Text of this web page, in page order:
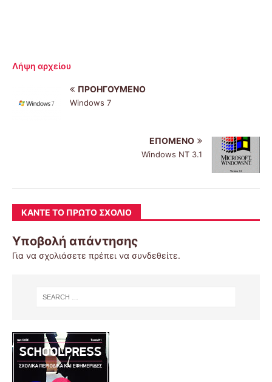
Λήψη αρχείου
ΠΡΟΗΓΟΎΜΕΝΟ
Windows 7
ΕΠΌΜΕΝΟ
Windows NT 3.1
ΚΆΝΤΕ ΤΟ ΠΡΏΤΟ ΣΧΌΛΙΟ
Υποβολή απάντησης
Για να σχολιάσετε πρέπει να συνδεθείτε.